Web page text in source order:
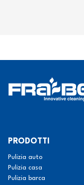
PRODOTTI
Pulizia auto
Pulizia casa
Pulizia barca